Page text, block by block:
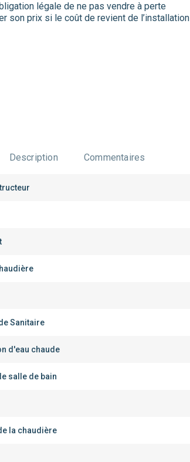
légale de ne pas vendre à perte
son prix si le coût de revient de l’installation
Description Commentaires
Sanitaire
d'eau chaude
salle de bain
la chaudière